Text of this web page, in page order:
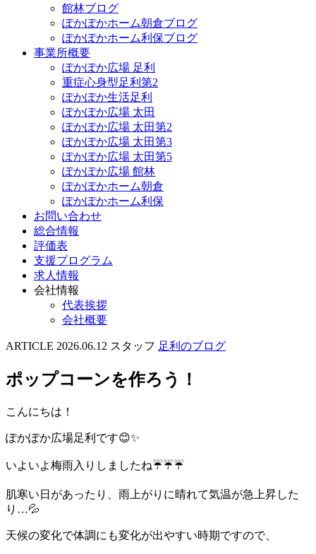
館林ブログ
ぽかぽかホーム朝倉ブログ
ぽかぽかホーム利保ブログ
事業所概要
ぽかぽか広場 足利
重症心身型足利第2
ぽかぽか生活足利
ぽかぽか広場 太田
ぽかぽか広場 太田第2
ぽかぽか広場 太田第3
ぽかぽか広場 太田第5
ぽかぽか広場 館林
ぽかぽかホーム朝倉
ぽかぽかホーム利保
お問い合わせ
総合情報
評価表
支援プログラム
求人情報
会社情報
代表挨拶
会社概要
ARTICLE 2026.06.12 スタッフ 足利のブログ
ポップコーンを作ろう！
こんにちは！
ぽかぽか広場足利です😊✨
いよいよ梅雨入りしましたね☔☔☔
肌寒い日があったり、雨上がりに晴れて気温が急上昇した
り…💦
天候の変化で体調にも変化が出やすい時期ですので、